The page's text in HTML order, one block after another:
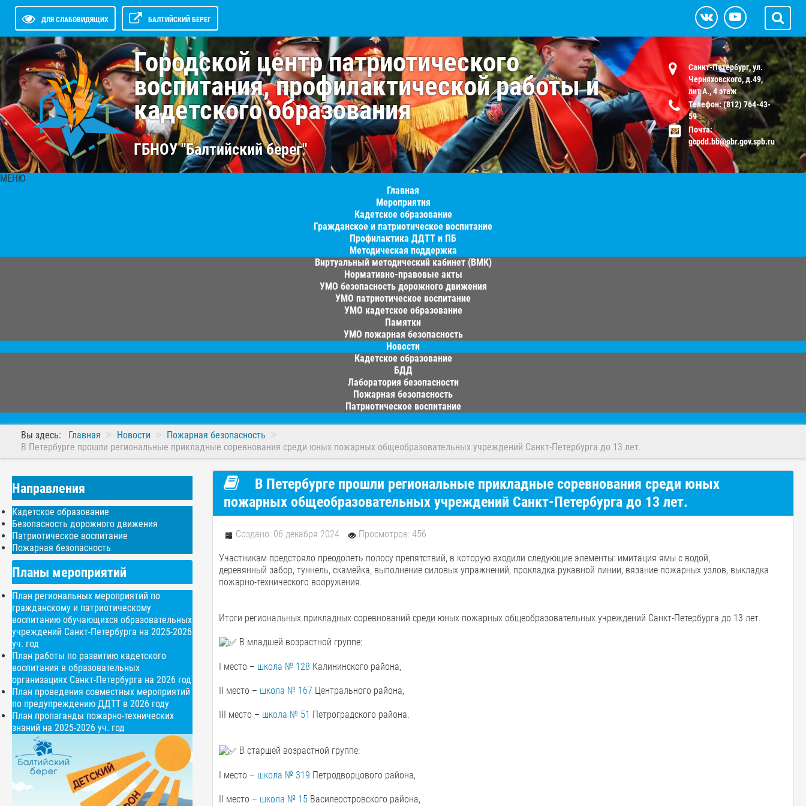
ДЛЯ СЛАБОВИДЯЩИХ БАЛТИЙСКИЙ БЕРЕГ
Городской центр патриотического
воспитания, профилактической работы и
кадетского образования
ГБНОУ "Балтийский берег"
Санкт-Петербург, ул.
Черняховского, д.49,
лит А., 4 этаж
Телефон: (812) 764-43-
59
Почта:
gcpdd.bb@obr.gov.spb.ru
МЕНЮ
Главная
Мероприятия
Кадетское образование
Гражданское и патриотическое воспитание
Профилактика ДДТТ и ПБ
Методическая поддержка
Виртуальный методический кабинет (ВМК)
Нормативно-правовые акты
УМО безопасность дорожного движения
УМО патриотическое воспитание
УМО кадетское образование
Памятки
УМО пожарная безопасность
Новости
Кадетское образование
БДД
Лаборатория безопасности
Пожарная безопасность
Патриотическое воспитание
Вы здесь: Главная Новости
Пожарная безопасность
В Петербурге прошли региональные прикладные соревнования среди юных пожарных общеобразовательных учреждений Санкт-Петербурга до 13 лет.
Направления
Кадетское образование
Безопасность дорожного движения
Патриотическое воспитание
Пожарная безопасность
Планы мероприятий
План региональных мероприятий по
гражданскому и патриотическому
воспитанию обучающихся образовательных
учреждений Санкт-Петербурга на 2025-2026
уч. год
План работы по развитию кадетского
воспитания в образовательных
организациях Санкт-Петербурга на 2026 год
План проведения совместных мероприятий
по предупреждению ДДТТ в 2026 году
План пропаганды пожарно-технических
знаний на 2025-2026 уч. год
В Петербурге прошли региональные прикладные соревнования среди юных
пожарных общеобразовательных учреждений Санкт-Петербурга до 13 лет.
Создано: 06 декабря 2024 Просмотров: 456
Участникам предстояло преодолеть полосу препятствий, в которую входили следующие элементы: имитация ямы с водой,
деревянный забор, туннель, скамейка, выполнение силовых упражнений, прокладка рукавной линии, вязание пожарных узлов, выкладка
пожарно-технического вооружения.
Итоги региональных прикладных соревнований среди юных пожарных общеобразовательных учреждений Санкт-Петербурга до 13 лет.
В младшей возрастной группе:
I место – школа № 128 Калининского района,
II место – школа № 167 Центрального района,
III место – школа № 51 Петроградского района.
В старшей возрастной группе:
I место – школа № 319 Петродворцового района,
II место – школа № 15 Василеостровского района,